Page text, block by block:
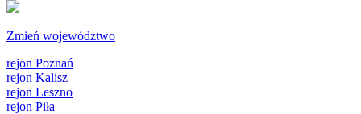
Zmień województwo
rejon Poznań
rejon Kalisz
rejon Leszno
rejon Piła